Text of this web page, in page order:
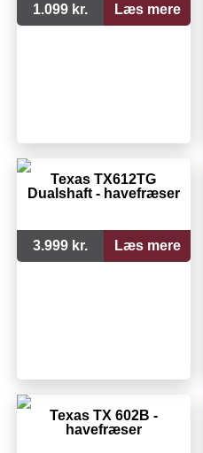
1.099 kr. Læs mere
Texas TX612TG
Dualshaft - havefræser
3.999 kr. Læs mere
Texas TX 602B -
havefræser